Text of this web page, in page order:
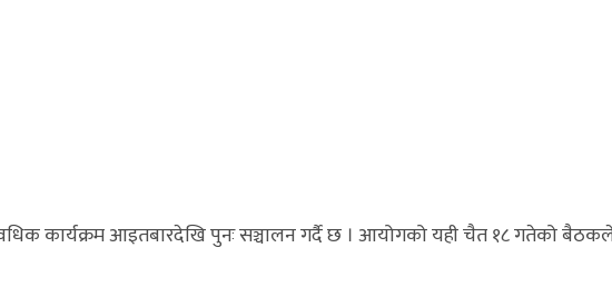
कार्यक्रम आइतबारदेखि पुनः सञ्चालन गर्दै छ । आयोगको यही चैत १८ गतेको